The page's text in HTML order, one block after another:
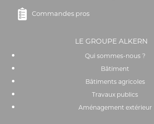
Commandes pros
LE GROUPE ALKERN
Qui sommes-nous ?
Bâtiment
Bâtiments agricoles
Travaux publics
Aménagement extérieur